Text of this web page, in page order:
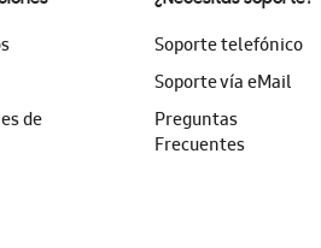
de
Soporte telefónico
Soporte vía eMail
Preguntas
Frecuentes